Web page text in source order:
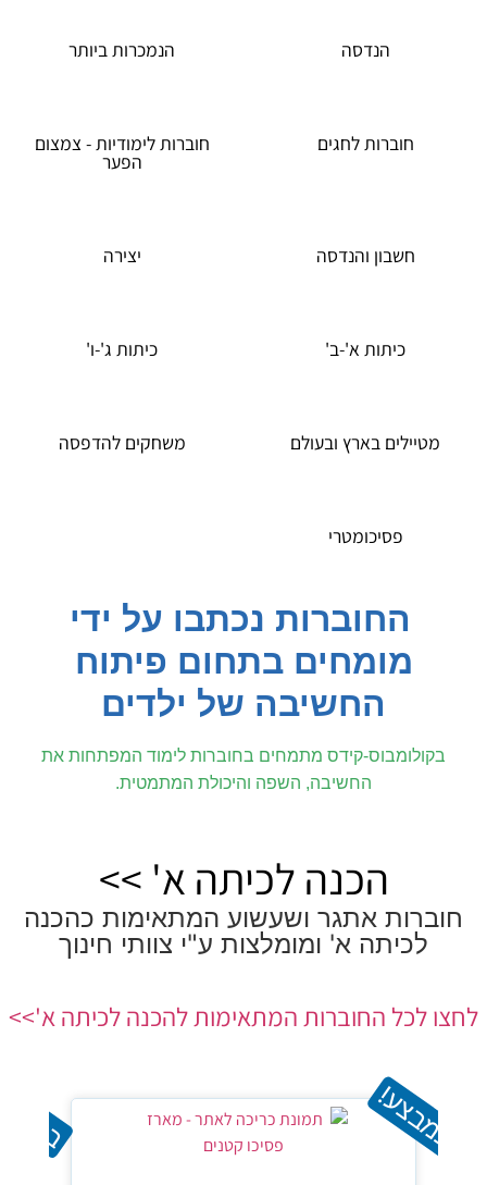
הנדסה הנמכרות ביותר
חוברות לחגים חוברות לימודיות - צמצום
הפער
חשבון והנדסה יצירה
כיתות א'-ב' כיתות ג'-ו'
מטיילים בארץ ובעולם משחקים להדפסה
פסיכומטרי
החוברות נכתבו על ידי
מומחים בתחום פיתוח
החשיבה של ילדים
בקולומבוס-קידס מתמחים בחוברות לימוד המפתחות את
החשיבה, השפה והיכולת המתמטית.
הכנה לכיתה א' >>
חוברות אתגר ושעשוע המתאימות כהכנה
לכיתה א' ומומלצות ע"י צוותי חינוך
לחצו לכל החוברות המתאימות להכנה לכיתה א'>>
במבצע!